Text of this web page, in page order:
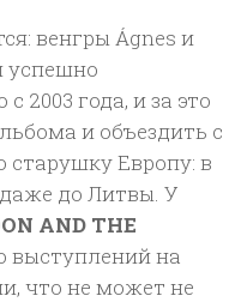
венгры Ágnes и
успешно
2003 года, и за это
и объездить с
Европу: в
до Литвы. У
AND THE
выступлений на
что не может не